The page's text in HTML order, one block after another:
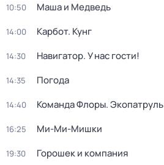
10:50 Маша и Медведь
14:00 Карбот. Кунг
14:30 Навигатор. У нас гости!
14:35 Погода
14:40 Команда Флоры. Экопатруль
16:25 Ми-Ми-Мишки
19:30 Горошек и компания